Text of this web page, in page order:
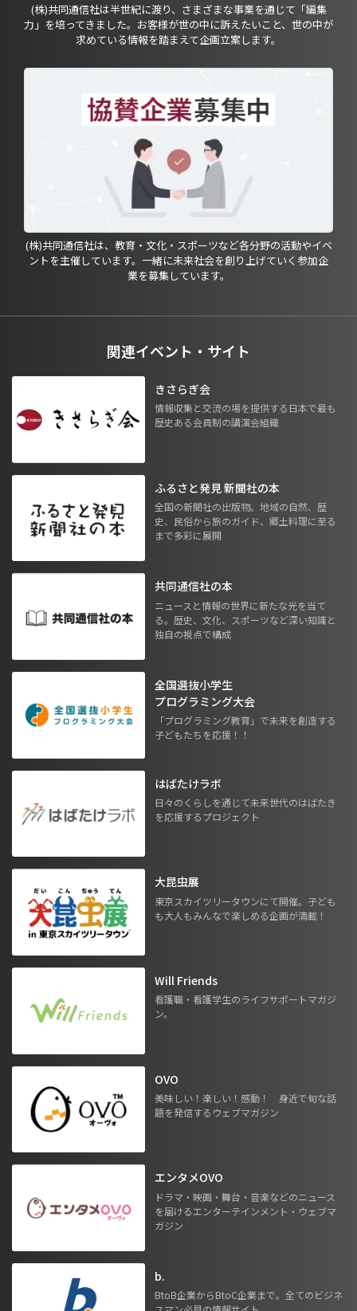
(株)共同通信社は半世紀に渡り、さまざまな事業を通じて「編集
力」を培ってきました。お客様が世の中に訴えたいこと、世の中が
求めている情報を踏まえて企画立案します。
(株)共同通信社は、教育・文化・スポーツなど各分野の活動やイベ
ントを主催しています。一緒に未来社会を創り上げていく参加企
業を募集しています。
関連イベント・サイト
きさらぎ会
情報収集と交流の場を提供する日本で最も
歴史ある会員制の講演会組織
ふるさと発見 新聞社の本
全国の新聞社の出版物。地域の自然、歴
史、民俗から旅のガイド、郷土料理に至る
まで多彩に展開
共同通信社の本
ニュースと情報の世界に新たな光を当て
る。歴史、文化、スポーツなど深い知識と
独自の視点で構成
全国選抜小学生
プログラミング大会
「プログラミング教育」で未来を創造する
子どもたちを応援！！
はばたけラボ
日々のくらしを通じて未来世代のはばたき
を応援するプロジェクト
大昆虫展
東京スカイツリータウンにて開催。子ども
も大人もみんなで楽しめる企画が満載！
Will Friends
看護職・看護学生のライフサポートマガジ
ン。
OVO
美味しい！楽しい！感動！ 身近で旬な話
題を発信するウェブマガジン
エンタメOVO
ドラマ・映画・舞台・音楽などのニュース
を届けるエンターテインメント・ウェブマ
ガジン
b.
BtoB企業からBtoC企業まで。全てのビジネ